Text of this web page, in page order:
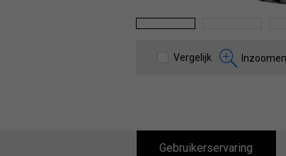
Vergelijk Inzoomen
Gebruikerservaring